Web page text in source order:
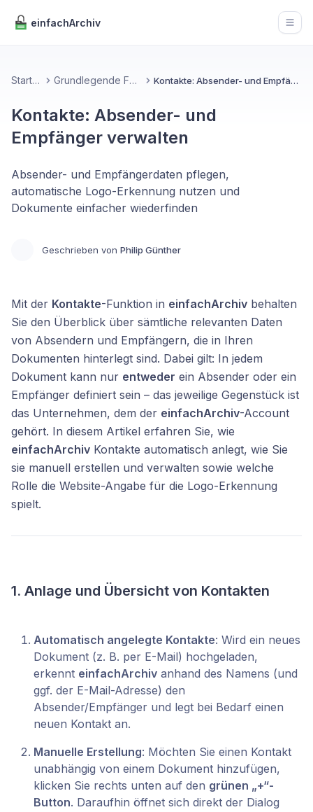
einfachArchiv
Startseite Grundlegende Funktionen Kontakte: Absender- und Empfänger verwalten
Kontakte: Absender- und
Empfänger verwalten
Absender- und Empfängerdaten pflegen,
automatische Logo-Erkennung nutzen und
Dokumente einfacher wiederfinden
Geschrieben von Philip Günther
Mit der Kontakte-Funktion in einfachArchiv behalten
Sie den Überblick über sämtliche relevanten Daten
von Absendern und Empfängern, die in Ihren
Dokumenten hinterlegt sind. Dabei gilt: In jedem
Dokument kann nur entweder ein Absender oder ein
Empfänger definiert sein – das jeweilige Gegenstück ist
das Unternehmen, dem der einfachArchiv-Account
gehört. In diesem Artikel erfahren Sie, wie
einfachArchiv Kontakte automatisch anlegt, wie Sie
sie manuell erstellen und verwalten sowie welche
Rolle die Website-Angabe für die Logo-Erkennung
spielt.
1. Anlage und Übersicht von Kontakten
Automatisch angelegte Kontakte: Wird ein neues
Dokument (z. B. per E-Mail) hochgeladen,
erkennt einfachArchiv anhand des Namens (und
ggf. der E-Mail-Adresse) den
Absender/Empfänger und legt bei Bedarf einen
neuen Kontakt an.
Manuelle Erstellung: Möchten Sie einen Kontakt
unabhängig von einem Dokument hinzufügen,
klicken Sie rechts unten auf den grünen „+“-
Button. Daraufhin öffnet sich direkt der Dialog